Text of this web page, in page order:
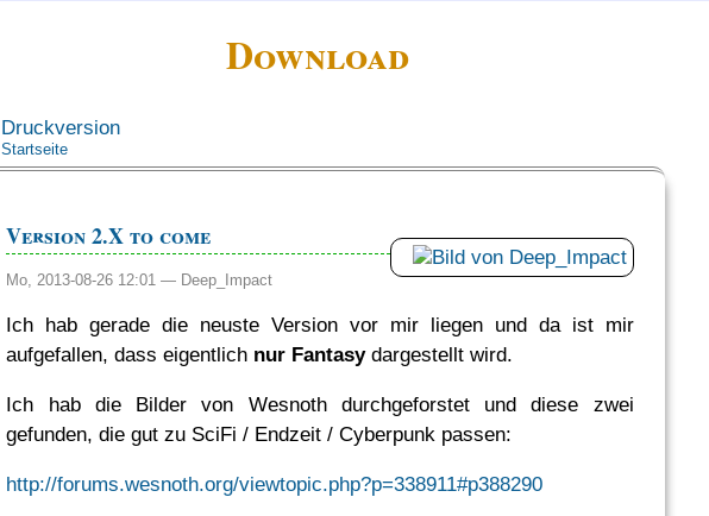
Download
Druckversion
Startseite
Version 2.X to come
Mo, 2013-08-26 12:01 — Deep_Impact
Ich hab gerade die neuste Version vor mir liegen und da ist mir
aufgefallen, dass eigentlich nur Fantasydargestellt wird.
Ich hab die Bilder von Wesnoth durchgeforstet und diese zwei
gefunden, die gut zu SciFi / Endzeit / Cyberpunk passen:
http://forums.wesnoth.org/viewtopic.php?p=338911#p388290